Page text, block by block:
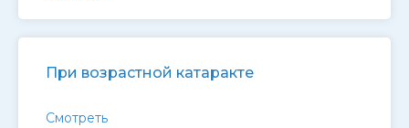
При возрастной катаракте
Смотреть